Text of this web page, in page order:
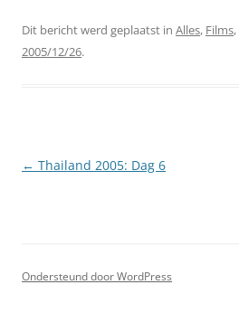
Dit bericht werd geplaatst in Alles, Films,
2005/12/26.
Berichtnavigatie
← Thailand 2005: Dag 6
Ondersteund door WordPress